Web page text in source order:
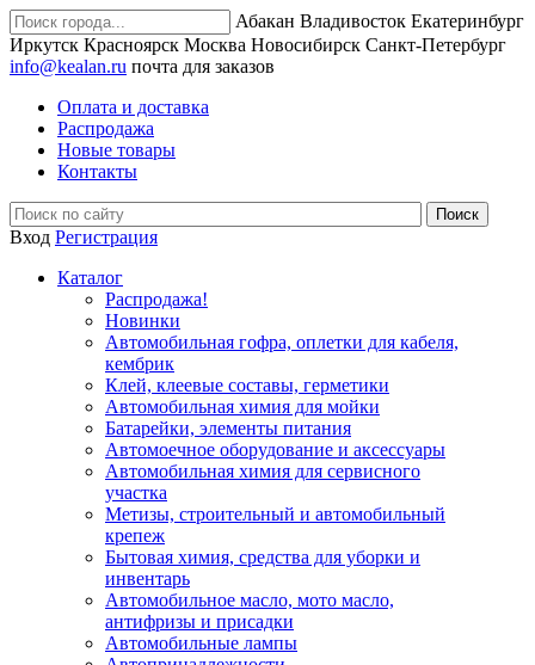
Абакан Владивосток Екатеринбург
Иркутск Красноярск Москва Новосибирск Санкт-Петербург
info@kealan.ru почта для заказов
Оплата и доставка
Распродажа
Новые товары
Контакты
Вход Регистрация
Каталог
Распродажа!
Новинки
Автомобильная гофра, оплетки для кабеля,
кембрик
Клей, клеевые составы, герметики
Автомобильная химия для мойки
Батарейки, элементы питания
Автомоечное оборудование и аксессуары
Автомобильная химия для сервисного
участка
Метизы, строительный и автомобильный
крепеж
Бытовая химия, средства для уборки и
инвентарь
Автомобильное масло, мото масло,
антифризы и присадки
Автомобильные лампы